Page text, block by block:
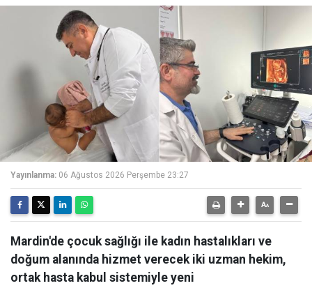
Yayınlanma: 06 Ağustos 2026 Perşembe 23:27
Mardin'de çocuk sağlığı ile kadın hastalıkları ve
doğum alanında hizmet verecek iki uzman hekim,
ortak hasta kabul sistemiyle yeni